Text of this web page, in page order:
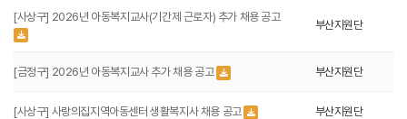
[사상구] 2026년 아동복지교사(기간제 근로자) 추가 채용 공고
부산지원단
[금정구] 2026년 아동복지교사 추가 채용 공고 부산지원단
[사상구] 사랑의집지역아동센터 생활복지사 채용 공고 부산지원단